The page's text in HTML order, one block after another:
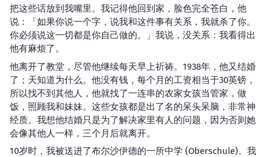
把这些话放到我嘴里。我记得他回到家，脸色完全苍白，他
说：「如果你说一个字，说我和这件事有关系，我就杀了你。
你必须说这一切都是你自己做的。」我说，没关系：我看得出
他有麻烦了。
他离开了教堂，尽管他继续每天早上祈祷。1938年，他又结婚
了；天知道为什么。他没有钱，每个月的工资相当于30英镑，
所以找不到其他人，他就找了一连串的农家女孩当管家，做
饭，照顾我和妹妹。这些女孩都是出了名的呆头呆脑，非常神
经质。我想他结婚只是为了解决家里有人的问题，因为否则她
会像其他人一样，三个月后就离开。
10岁时，我被送进了布尔沙伊德的一所中学 (Oberschule)。我